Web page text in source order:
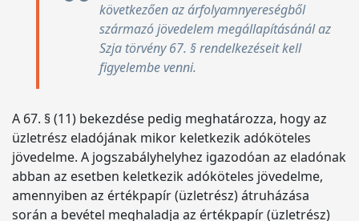
következően az árfolyamnyereségből
származó jövedelem megállapításánál az
Szja törvény 67. § rendelkezéseit kell
figyelembe venni.
A 67. § (11) bekezdése pedig meghatározza, hogy az
üzletrész eladójának mikor keletkezik adóköteles
jövedelme. A jogszabályhelyhez igazodóan az eladónak
abban az esetben keletkezik adóköteles jövedelme,
amennyiben az értékpapír (üzletrész) átruházása
során a bevétel meghaladja az értékpapír (üzletrész)